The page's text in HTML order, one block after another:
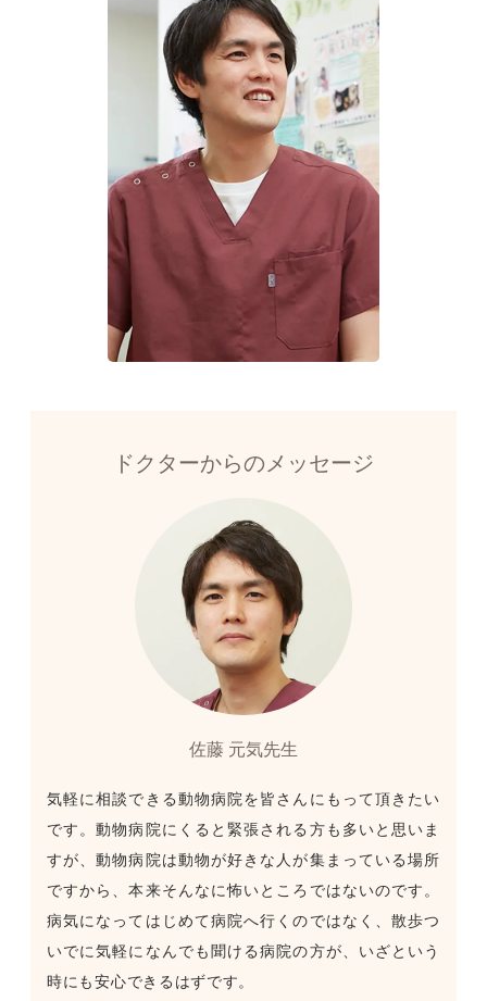
ドクターからのメッセージ
佐藤 元気先生
気軽に相談できる動物病院を皆さんにもって頂きたい
です。動物病院にくると緊張される方も多いと思いま
すが、動物病院は動物が好きな人が集まっている場所
ですから、本来そんなに怖いところではないのです。
病気になってはじめて病院へ行くのではなく、散歩つ
いでに気軽になんでも聞ける病院の方が、いざという
時にも安心できるはずです。